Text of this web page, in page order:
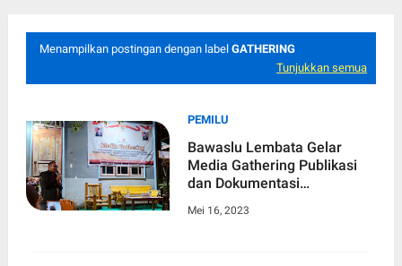
Menampilkan postingan dengan label GATHERING
Tunjukkan semua
PEMILU
Bawaslu Lembata Gelar
Media Gathering Publikasi
dan Dokumentasi
Mei 16, 2023